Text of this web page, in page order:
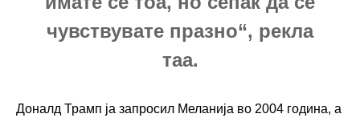
чувствувате празно“, рекла
таа.
Доналд Трамп ја запросил Меланија во 2004 година, а